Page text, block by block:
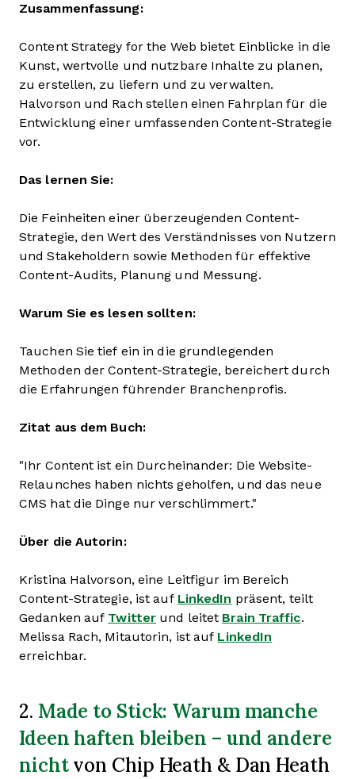
Zusammenfassung:
Content Strategy for the Web bietet Einblicke in die
Kunst, wertvolle und nutzbare Inhalte zu planen,
zu erstellen, zu liefern und zu verwalten.
Halvorson und Rach stellen einen Fahrplan für die
Entwicklung einer umfassenden Content-Strategie
vor.
Das lernen Sie:
Die Feinheiten einer überzeugenden Content-
Strategie, den Wert des Verständnisses von Nutzern
und Stakeholdern sowie Methoden für effektive
Content-Audits, Planung und Messung.
Warum Sie es lesen sollten:
Tauchen Sie tief ein in die grundlegenden
Methoden der Content-Strategie, bereichert durch
die Erfahrungen führender Branchenprofis.
Zitat aus dem Buch:
"Ihr Content ist ein Durcheinander: Die Website-
Relaunches haben nichts geholfen, und das neue
CMS hat die Dinge nur verschlimmert."
Über die Autorin:
Kristina Halvorson, eine Leitfigur im Bereich
Content-Strategie, ist auf LinkedIn präsent, teilt
Gedanken auf Twitter und leitet Brain Traffic.
Melissa Rach, Mitautorin, ist auf LinkedIn
erreichbar.
2. Made to Stick: Warum manche
Ideen haften bleiben – und andere
nichtvon Chip Heath & Dan Heath